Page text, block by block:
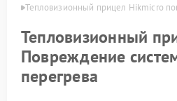
Тепловизионный прицел Hikmicro
Тепловизионный
Повреждение
перегрева